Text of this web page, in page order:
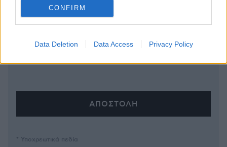
CONFIRM
Data Deletion Data Access Privacy Policy
* Υποχρεωτικά πεδία